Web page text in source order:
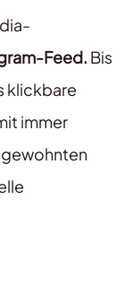
Feed. Bis
klickbare
immer